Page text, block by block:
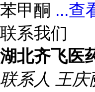
苯甲酮 ...查
联系我们
湖北齐飞医
联系人 王庆